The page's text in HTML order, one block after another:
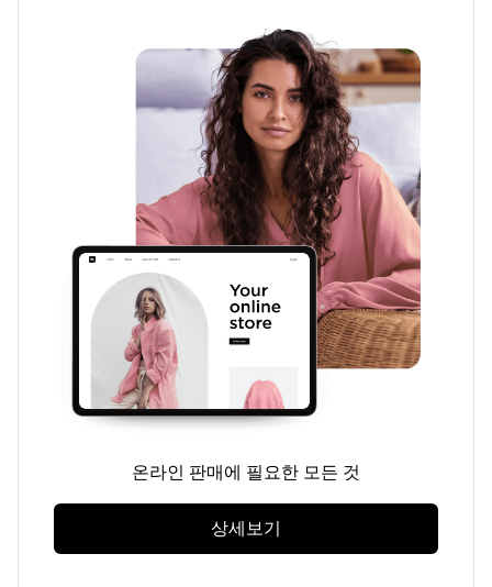
온라인 판매에 필요한 모든 것
상세보기